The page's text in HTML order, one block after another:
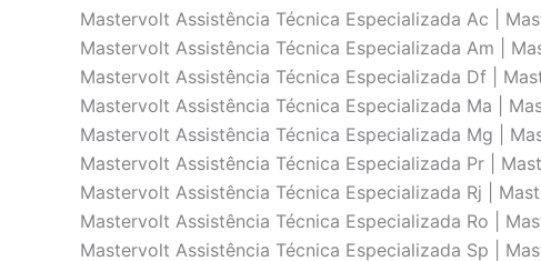
Mastervolt Assistência Técnica Especializada Ac | Mastervolt Assistência Técnica Especializada Al | Mastervolt Assistência Técnica Especializada Ap | Mastervolt Assistência Técnica Especializada Am | Mastervolt Assistência Técnica Especializada Ba | Mastervolt Assistência Técnica Especializada Ce | Mastervolt Assistência Técnica Especializada Df | Mastervolt Assistência Técnica Especializada Es | Mastervolt Assistência Técnica Especializada Go | Mastervolt Assistência Técnica Especializada Ma | Mastervolt Assistência Técnica Especializada Mt | Mastervolt Assistência Técnica Especializada Ms | Mastervolt Assistência Técnica Especializada Mg | Mastervolt Assistência Técnica Especializada Pa | Mastervolt Assistência Técnica Especializada Pb | Mastervolt Assistência Técnica Especializada Pr | Mastervolt Assistência Técnica Especializada Pe | Mastervolt Assistência Técnica Especializada Pi | Mastervolt Assistência Técnica Especializada Rj | Mastervolt Assistência Técnica Especializada Rn | Mastervolt Assistência Técnica Especializada Rs | Mastervolt Assistência Técnica Especializada Ro | Mastervolt Assistência Técnica Especializada Rr | Mastervolt Assistência Técnica Especializada Sc | Mastervolt Assistência Técnica Especializada Sp | Mastervolt Assistência Técnica Especializada Se | Mastervolt Assistência Técnica Especializada To | Mastervolt Sanmarte Brasil Ac | Mastervolt Sanmarte Brasil Al | Mastervolt Sanmarte Brasil Ap | Mastervolt Sanmarte Brasil Am | Mastervolt Sanmarte Brasil Ba | Mastervolt Sanmarte Brasil Ce | Mastervolt Sanmarte Brasil Df | Mastervolt Sanmarte Brasil Es | Mastervolt Sanmarte Brasil Go | Mastervolt Sanmarte Brasil Ma | Mastervolt Sanmarte Brasil Mt | Mastervolt Sanmarte Brasil Ms | Mastervolt Sanmarte Brasil Mg | Mastervolt Sanmarte Brasil Pa | Mastervolt Sanmarte Brasil Pb | Mastervolt Sanmarte Brasil Pr | Mastervolt Sanmarte Brasil Pe | Mastervolt Sanmarte Brasil Pi | Mastervolt Sanmarte Brasil Rj | Mastervolt Sanmarte Brasil Rn | Mastervolt Sanmarte Brasil Rs | Mastervolt Sanmarte Brasil Ro | Mastervolt Sanmarte Brasil Rr | Mastervolt Sanmarte Brasil Sc | Mastervolt Sanmarte Brasil Sp | Mastervolt Sanmarte Brasil Se | Mastervolt Sanmarte Brasil To | Mastervolt Manutençāo Serviços Especializados Ac | Mastervolt Manutençāo Serviços Especializados Al | Mastervolt Manutençāo Serviços Especializados Ap | Mastervolt Manutençāo Serviços Especializados Am | Mastervolt Manutençāo Serviços Especializados Ba | Mastervolt Manutençāo Serviços Especializados Ce | Mastervolt Manutençāo Serviços Especializados Df | Mastervolt Manutençāo Serviços Especializados Es | Mastervolt Manutençāo Serviços Especializados Go | Mastervolt Manutençāo Serviços Especializados Ma | Mastervolt Manutençāo Serviços Especializados Mt | Mastervolt Manutençāo Serviços Especializados Ms | Mastervolt Manutençāo Serviços Especializados Mg | Mastervolt Manutençāo Serviços Especializados Pa | Mastervolt Manutençāo Serviços Especializados Pb | Mastervolt Manutençāo Serviços Especializados Pr | Mastervolt Manutençāo Serviços Especializados Pe | Mastervolt Manutençāo Serviços Especializados Pi | Mastervolt Manutençāo Serviços Especializados Rj | Mastervolt Manutençāo Serviços Especializados Rn | Mastervolt Manutençāo Serviços Especializados Rs | Mastervolt Manutençāo Serviços Especializados Ro | Mastervolt Manutençāo Serviços Especializados Rr | Mastervolt Manutençāo Serviços Especializados Sc | Mastervolt Manutençāo Serviços Especializados Sp | Mastervolt Manutençāo Serviços Especializados Se | Mastervolt Manutençāo Serviços